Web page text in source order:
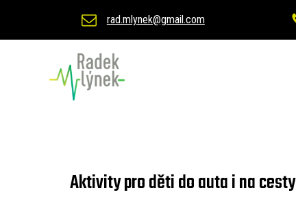
rad.mlynek@gmail.com
Aktivity pro děti do auta i na cesty